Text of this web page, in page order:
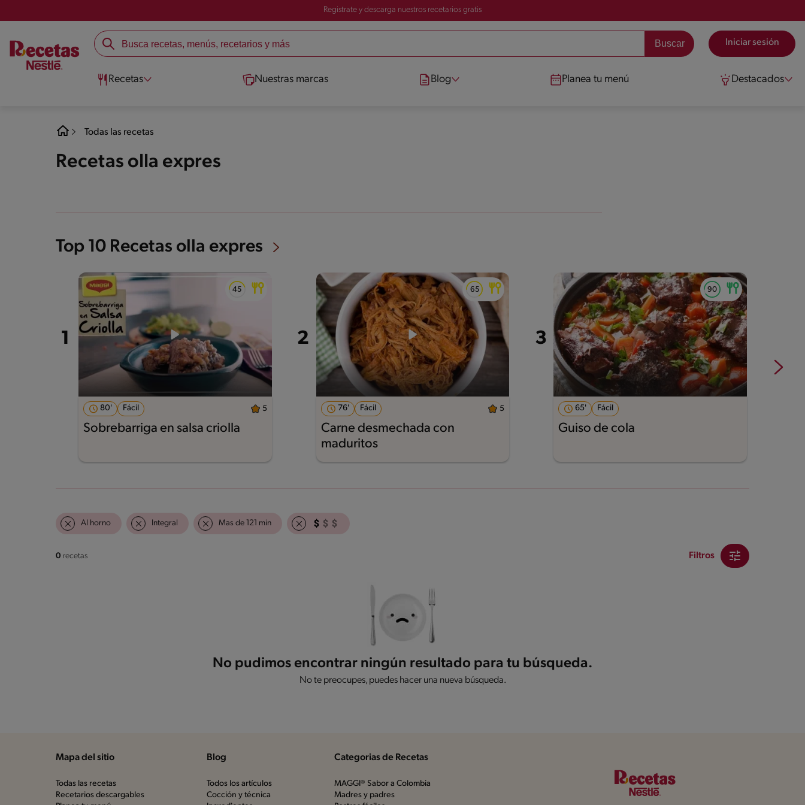
Registrate y descarga nuestros recetarios gratis
Iniciar sesión
Recetas Nuestras marcas Blog Planea tu menú Destacados
Todas las recetas
Recetas olla expres
Top 10 Recetas olla expres
80' Fácil 5
Sobrebarriga en salsa criolla
76' Fácil 5
Carne desmechada con
maduritos
65' Fácil
Guiso de cola
Al horno Integral Mas de 121 min
0 recetas Filtros
No pudimos encontrar ningún resultado para tu búsqueda.
No te preocupes, puedes hacer una nueva búsqueda.
Mapa del sitio
Todas las recetas
Recetarios descargables
Blog
Todos los artículos
Cocción y técnica
Categorias de Recetas
MAGGI® Sabor a Colombia
Madres y padres